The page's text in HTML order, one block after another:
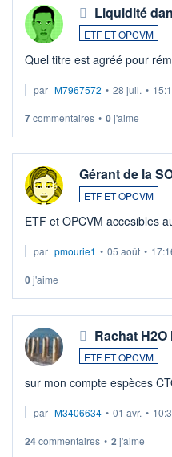
Liquidité
ETF ET OPCVM
Quel titre est agréé pour
par M7967572 • 28 juil. •
7commentaires • 0j'aime
Gérant de la
ETF ET OPCVM
ETF et OPCVM
par pmourie1 • 05 août •
0j'aime
Rachat
ETF ET OPCVM
sur mon compte espèces
par M3406634 • 01 avr. •
24commentaires • 2 j'aime